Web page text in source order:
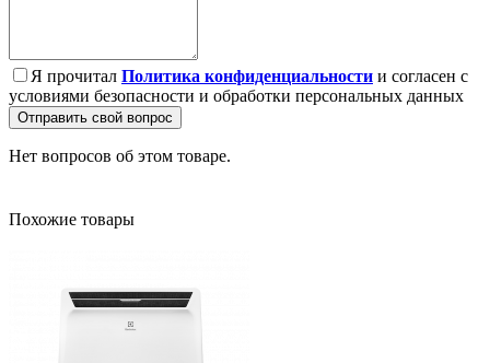
Я прочитал Политика конфиденциальности и согласен с
условиями безопасности и обработки персональных данных
Отправить свой вопрос
Нет вопросов об этом товаре.
Похожие товары